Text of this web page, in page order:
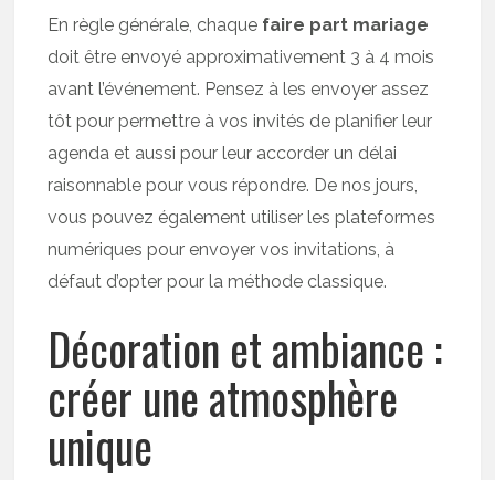
En règle générale, chaque faire part mariage
doit être envoyé approximativement 3 à 4 mois
avant l’événement. Pensez à les envoyer assez
tôt pour permettre à vos invités de planifier leur
agenda et aussi pour leur accorder un délai
raisonnable pour vous répondre. De nos jours,
vous pouvez également utiliser les plateformes
numériques pour envoyer vos invitations, à
défaut d’opter pour la méthode classique.
Décoration et ambiance :
créer une atmosphère
unique